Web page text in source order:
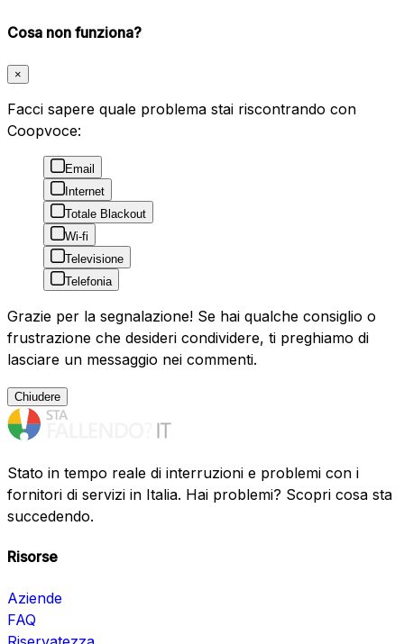
Cosa non funziona?
×
Facci sapere quale problema stai riscontrando con
Coopvoce:
Email
Internet
Totale Blackout
Wi-fi
Televisione
Telefonia
Grazie per la segnalazione! Se hai qualche consiglio o
frustrazione che desideri condividere, ti preghiamo di
lasciare un messaggio nei commenti.
Chiudere
Stato in tempo reale di interruzioni e problemi con i
fornitori di servizi in Italia. Hai problemi? Scopri cosa sta
succedendo.
Risorse
Aziende
FAQ